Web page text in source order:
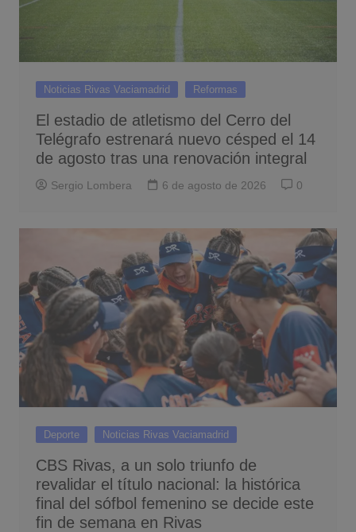
Noticias Rivas Vaciamadrid Reformas
El estadio de atletismo del Cerro del
Telégrafo estrenará nuevo césped el 14
de agosto tras una renovación integral
Sergio Lombera 6 de agosto de 2026 0
Deporte Noticias Rivas Vaciamadrid
CBS Rivas, a un solo triunfo de
revalidar el título nacional: la histórica
final del sófbol femenino se decide este
fin de semana en Rivas